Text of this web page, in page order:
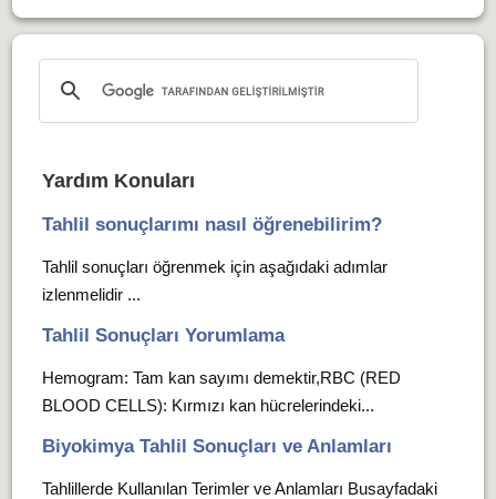
Yardım Konuları
Tahlil sonuçlarımı nasıl öğrenebilirim?
Tahlil sonuçları öğrenmek için aşağıdaki adımlar
izlenmelidir ...
Tahlil Sonuçları Yorumlama
Hemogram: Tam kan sayımı demektir,RBC (RED
BLOOD CELLS): Kırmızı kan hücrelerindeki...
Biyokimya Tahlil Sonuçları ve Anlamları
Tahlillerde Kullanılan Terimler ve Anlamları Busayfadaki